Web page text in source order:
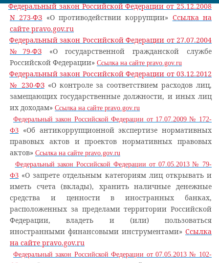
Федеральный закон Российской Федерации от 25.12.2008
N 273-ФЗ «О противодействии коррупции» Ссылка на
сайте pravo.gov.ru
Федеральный закон Российской Федерации от 27.07.2004
№79-ФЗ«О государственной гражданской службе
Российской Федерации» Ссылка на сайте pravo.gov.ru
Федеральный закон Российской Федерации от 03.12.2012
№ 230-ФЗ«О контроле за соответствием расходов лиц,
замещающих государственные должности, и иных лиц
их доходам» Ссылка на сайте pravo.gov.ru
Федеральный закон Российской Федерации от 17.07.2009 № 172-
ФЗ
«Об антикоррупционной экспертизе нормативных
правовых актов и проектов нормативных правовых
актов» Ссылка на сайте pravo.gov.ru
Федеральный закон Российской Федерации от 07.05.2013 № 79-
ФЗ «О запрете отдельным категориям лиц открывать и
иметь счета (вклады), хранить наличные денежные
средства и ценности в иностранных банках,
расположенных за пределами территории Российской
Федерации, владеть и (или) пользоваться
иностранными финансовыми инструментами» Ссылка
на сайте pravo.gov.ru
Федеральный закон Российской Федерации от 07.05.2013 № 102-